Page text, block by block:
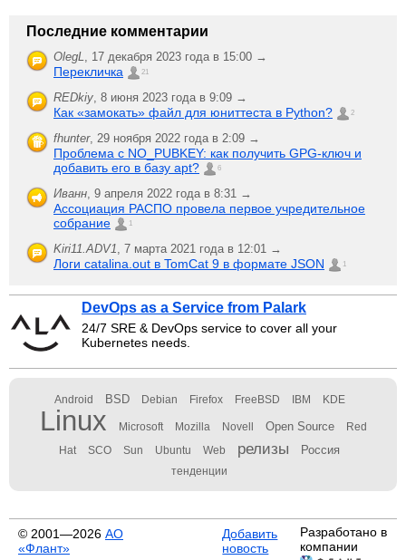
Последние комментарии
OlegL, 17 декабря 2023 года в 15:00 →
Перекличка 21
REDkiy, 8 июня 2023 года в 9:09 →
Как «замокать» файл для юниттеста в Python? 2
fhunter, 29 ноября 2022 года в 2:09 →
Проблема с NO_PUBKEY: как получить GPG-ключ и
добавить его в базу apt?
6
Иванн, 9 апреля 2022 года в 8:31 →
Ассоциация РАСПО провела первое учредительное
собрание
1
Kiri11.ADV1, 7 марта 2021 года в 12:01 →
Логи catalina.out в TomCat 9 в формате JSON 1
DevOps as a Service from Palark
24/7 SRE & DevOps service to cover all your
Kubernetes needs.
Android BSD Debian Firefox FreeBSD IBM KDE
Linux Microsoft Mozilla Novell Open Source Red
Hat SCO Sun Ubuntu Web релизы Россия
тенденции
© 2001—2026 АО
«Флант»
Добавить
новость
Разработано в
компании